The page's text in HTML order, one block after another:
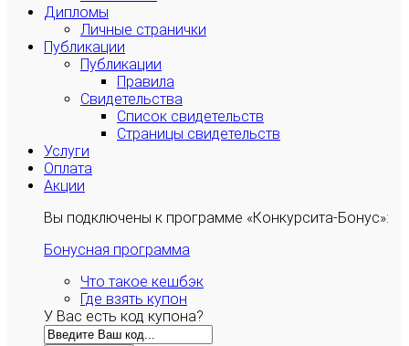
Дипломы
Личные странички
Публикации
Публикации
Правила
Свидетельства
Список свидетельств
Страницы свидетельств
Услуги
Оплата
Акции
Вы подключены к программе «Конкурсита-Бонус»:
Бонусная программа
Что такое кешбэк
Где взять купон
У Вас есть код купона?